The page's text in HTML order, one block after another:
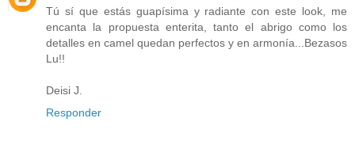
Tú sí que estás guapísima y radiante con este look, me
encanta la propuesta enterita, tanto el abrigo como los
detalles en camel quedan perfectos y en armonía...Bezasos
Lu!!
Deisi J.
Responder